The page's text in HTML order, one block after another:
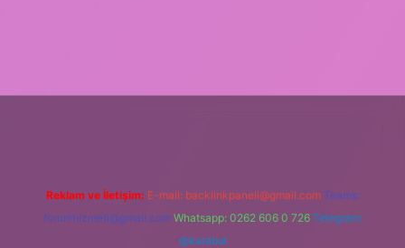
Reklam ve İletişim: E-mail: backlinkpaneli@gmail.com Teams:
forumhizmeti@gmail.com Whatsapp: 0262 606 0 726 Telegram:
@karabul